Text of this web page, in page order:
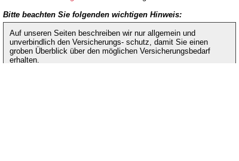
Bitte beachten Sie folgenden wichtigen Hinweis:
Auf unseren Seiten beschreiben wir nur allgemein und
unverbindlich den Versicherungs- schutz, damit Sie einen
groben Überblick über den möglichen Versicherungsbedarf
erhalten.